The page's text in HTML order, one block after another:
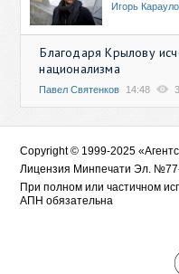
Игорь
Благодаря Крылову
национализма
Павел Святенков 14:48
Copyright © 1999-2025
Лицензия Минпечати Эл.
При полном или частичном
АПН обязательна